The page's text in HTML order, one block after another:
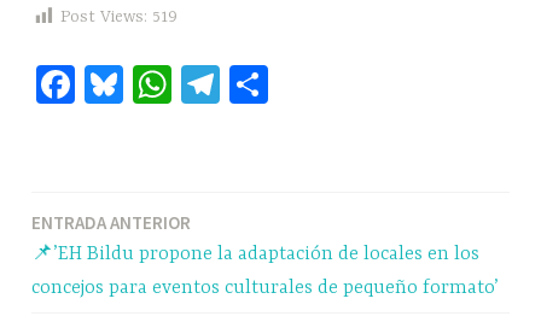
Post Views: 519
Fa Bl W
pp
Te
m rti
r
Navegación
de
ENTRADA ANTERIOR
📌’EH Bildu propone la adaptación de locales en los
concejos para eventos culturales de pequeño formato’